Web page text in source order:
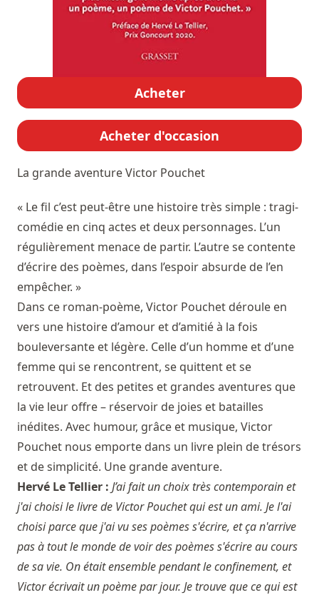
Acheter
Acheter d'occasion
La grande aventureVictor Pouchet
« Le fil c’est peut-être une histoire très simple : tragi-
comédie en cinq actes et deux personnages. L’un
régulièrement menace de partir. L’autre se contente
d’écrire des poèmes, dans l’espoir absurde de l’en
empêcher. »
Dans ce roman-poème, Victor Pouchet déroule en
vers une histoire d’amour et d’amitié à la fois
bouleversante et légère. Celle d’un homme et d’une
femme qui se rencontrent, se quittent et se
retrouvent. Et des petites et grandes aventures que
la vie leur offre – réservoir de joies et batailles
inédites. Avec humour, grâce et musique, Victor
Pouchet nous emporte dans un livre plein de trésors
et de simplicité. Une grande aventure.
Hervé Le Tellier : J’ai fait un choix très contemporain et
j'ai choisi le livre de Victor Pouchet qui est un ami. Je l'ai
choisi parce que j'ai vu ses poèmes s'écrire, et ça n'arrive
pas à tout le monde de voir des poèmes s'écrire au cours
de sa vie. On était ensemble pendant le confinement, et
Victor écrivait un poème par jour. Je trouve que ce qui est